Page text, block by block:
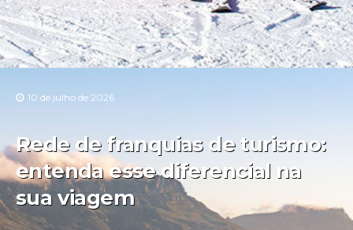
10 de julho de 2026
Rede de franquias de turismo:
entenda esse diferencial na
sua viagem